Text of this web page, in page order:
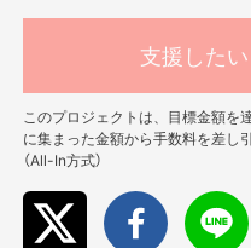
支援した
このプロジェクトは、目標金額を
に集まった金額から手数料を差し
（All-In方式）